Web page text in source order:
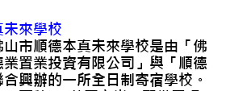
來學校
山市順德本真未來學校是由「佛
業置業投資有限公司」與「順德
興辦的一所全日制寄宿學校。